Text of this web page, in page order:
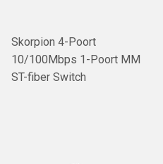
Skorpion 4-Poort
10/100Mbps 1-Poort MM
ST-fiber Switch